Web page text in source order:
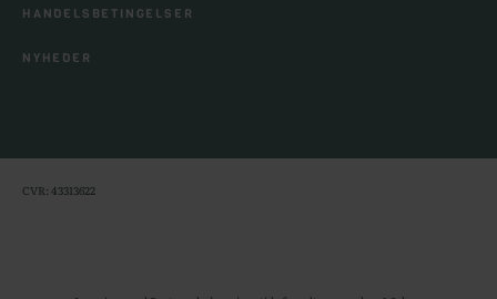
HANDELSBETINGELSER
NYHEDER
CVR: 43313622